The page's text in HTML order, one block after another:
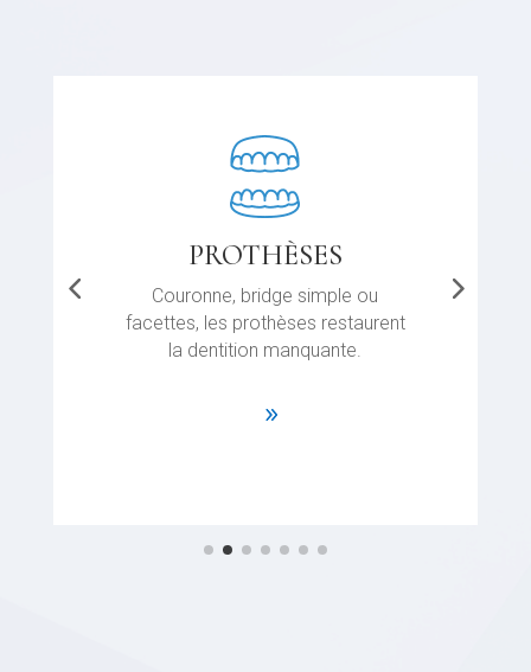
ORTHODONTIE
Orthodontie classic et par goutiere
invisible pour adulte et enfant.